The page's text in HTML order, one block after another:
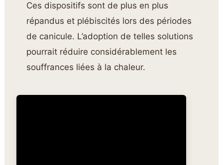
Ces dispositifs sont de plus en plus
répandus et plébiscités lors des périodes
de canicule. L’adoption de telles solutions
pourrait réduire considérablement les
souffrances liées à la chaleur.